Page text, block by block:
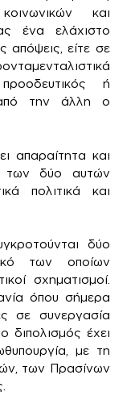
και
ένα ελάχιστο
απόψεις, είτε σε
ή
από την άλλη ο
απαραίτητα και
των δύο αυτών
πολιτικά και
δύο
των οποίων
σχηματισμοί.
όπου σήμερα
σε συνεργασία
διπολισμός έχει
με τη
των Πρασίνων